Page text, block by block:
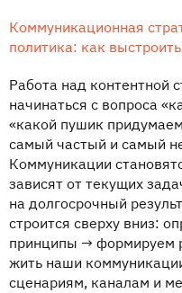
Коммуникационная
политика: как
Работа над контентной
начинаться с вопроса
«какой пушик
самый частый и самый
Коммуникации
зависят от текущих
на долгосрочный
строится сверху вниз:
принципы → формируем
жить наши
сценариям, каналам и